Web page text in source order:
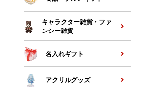
キャラクター雑貨・ファ
ンシー雑貨
名入れギフト
アクリルグッズ